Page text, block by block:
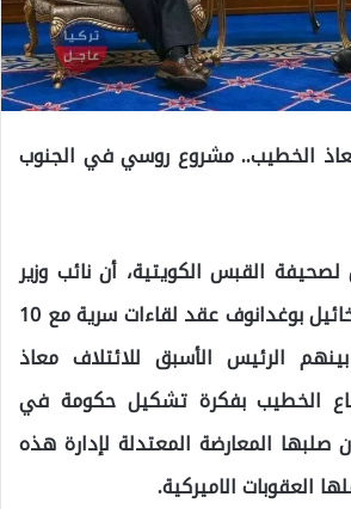
الخطيب.. مشروع روسي في الجنوب
القبس الكويتية، أن نائب وزير
الخارجية الروسي ميخائيل بوغدانوف عقد لقاءات سرية مع 10
الرئيس الأسبق للائتلاف معاذ
الخطيب بفكرة تشكيل حكومة في
صلبها المعارضة المعتدلة لإدارة هذه
العقوبات الاميركية.